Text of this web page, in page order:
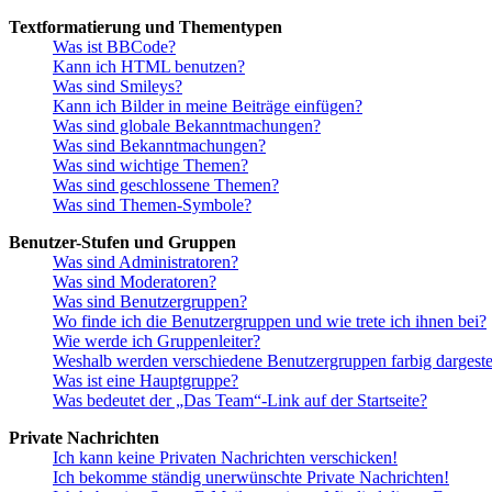
Textformatierung und Thementypen
Was ist BBCode?
Kann ich HTML benutzen?
Was sind Smileys?
Kann ich Bilder in meine Beiträge einfügen?
Was sind globale Bekanntmachungen?
Was sind Bekanntmachungen?
Was sind wichtige Themen?
Was sind geschlossene Themen?
Was sind Themen-Symbole?
Benutzer-Stufen und Gruppen
Was sind Administratoren?
Was sind Moderatoren?
Was sind Benutzergruppen?
Wo finde ich die Benutzergruppen und wie trete ich ihnen bei?
Wie werde ich Gruppenleiter?
Weshalb werden verschiedene Benutzergruppen farbig
Was ist eine Hauptgruppe?
Was bedeutet der „Das Team“-Link auf der Startseite?
Private Nachrichten
Ich kann keine Privaten Nachrichten verschicken!
Ich bekomme ständig unerwünschte Private Nachrichten!